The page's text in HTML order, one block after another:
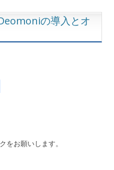
の導入とオ
をお願いします。